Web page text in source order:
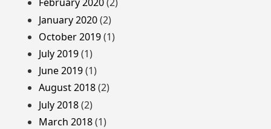
February 2020(2)
January 2020(2)
October 2019(1)
July 2019(1)
June 2019(1)
August 2018(2)
July 2018(2)
March 2018(1)